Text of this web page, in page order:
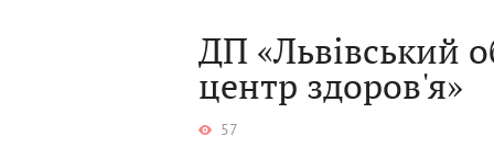
Волинь
Закарпаття
Чернівці
Шептицький
ДП «Львівський
центр здоров'я»
57